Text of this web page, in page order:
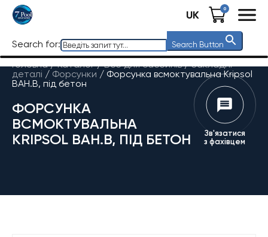
UK 0
Search for: Search Button
Головна / Каталог/Все для басейнів/Закладні
деталі / Форсунки / Форсунка всмоктувальна Kripsol
BAH.B, під бетон
ФОРСУНКА
ВСМОКТУВАЛЬНА
KRIPSOL BAH.B, ПІД БЕТОН
Зв'язатися
з фахівцем